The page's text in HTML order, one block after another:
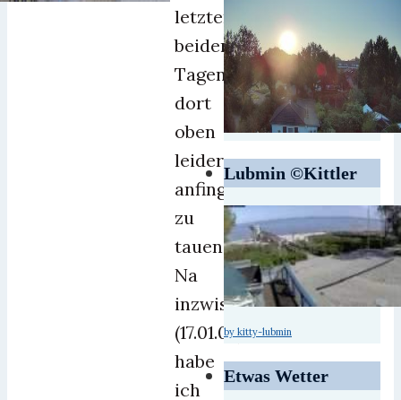
letzten
beiden
Tagen
dort
oben
leider
anfing
zu
tauen.
Na
inzwischen
(17.01.06)
habe
ich
Lubmin ©Kittler
by kitty-lubmin
Etwas Wetter